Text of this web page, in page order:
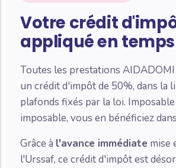
Votre crédit
appliqué en
Toutes les prestations
un crédit d'impôt de 50%, dans la
plafonds fixés par la loi.
imposable, vous en bénéficiez
Grâce à l'avance immédiate mise
l'Urssaf, ce crédit d'impôt est